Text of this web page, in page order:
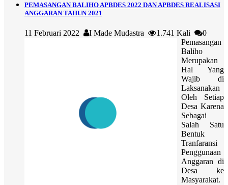
PEMASANGAN BALIHO APBDES 2022 DAN APBDES REALISASI
ANGGARAN TAHUN 2021
11 Februari 2022 I Made Mudastra 1.741 Kali
0
Pemasangan
Baliho
Merupakan
Hal Yang
Wajib di
Laksanakan
Oleh Setiap
Desa Karena
Sebagai
Salah Satu
Bentuk
Tranfaransi
Penggunaan
Anggaran di
Desa ke
Masyarakat.